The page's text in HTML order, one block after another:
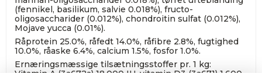
(fennikel, basilikum, salvie 0.018%), fructo-
oligosaccharider (0.012%), chondroitin sulfat (0.012%),
Mojave yucca (0.01%).
Råprotein 25.0%, råfedt 14.0%, råfibre 2.8%, fugtighed
10.0%, råaske 6.4%, calcium 1.5%, fosfor 1.0%.
Ernæringsmæssige tilsætningsstoffer pr. 1 kg: